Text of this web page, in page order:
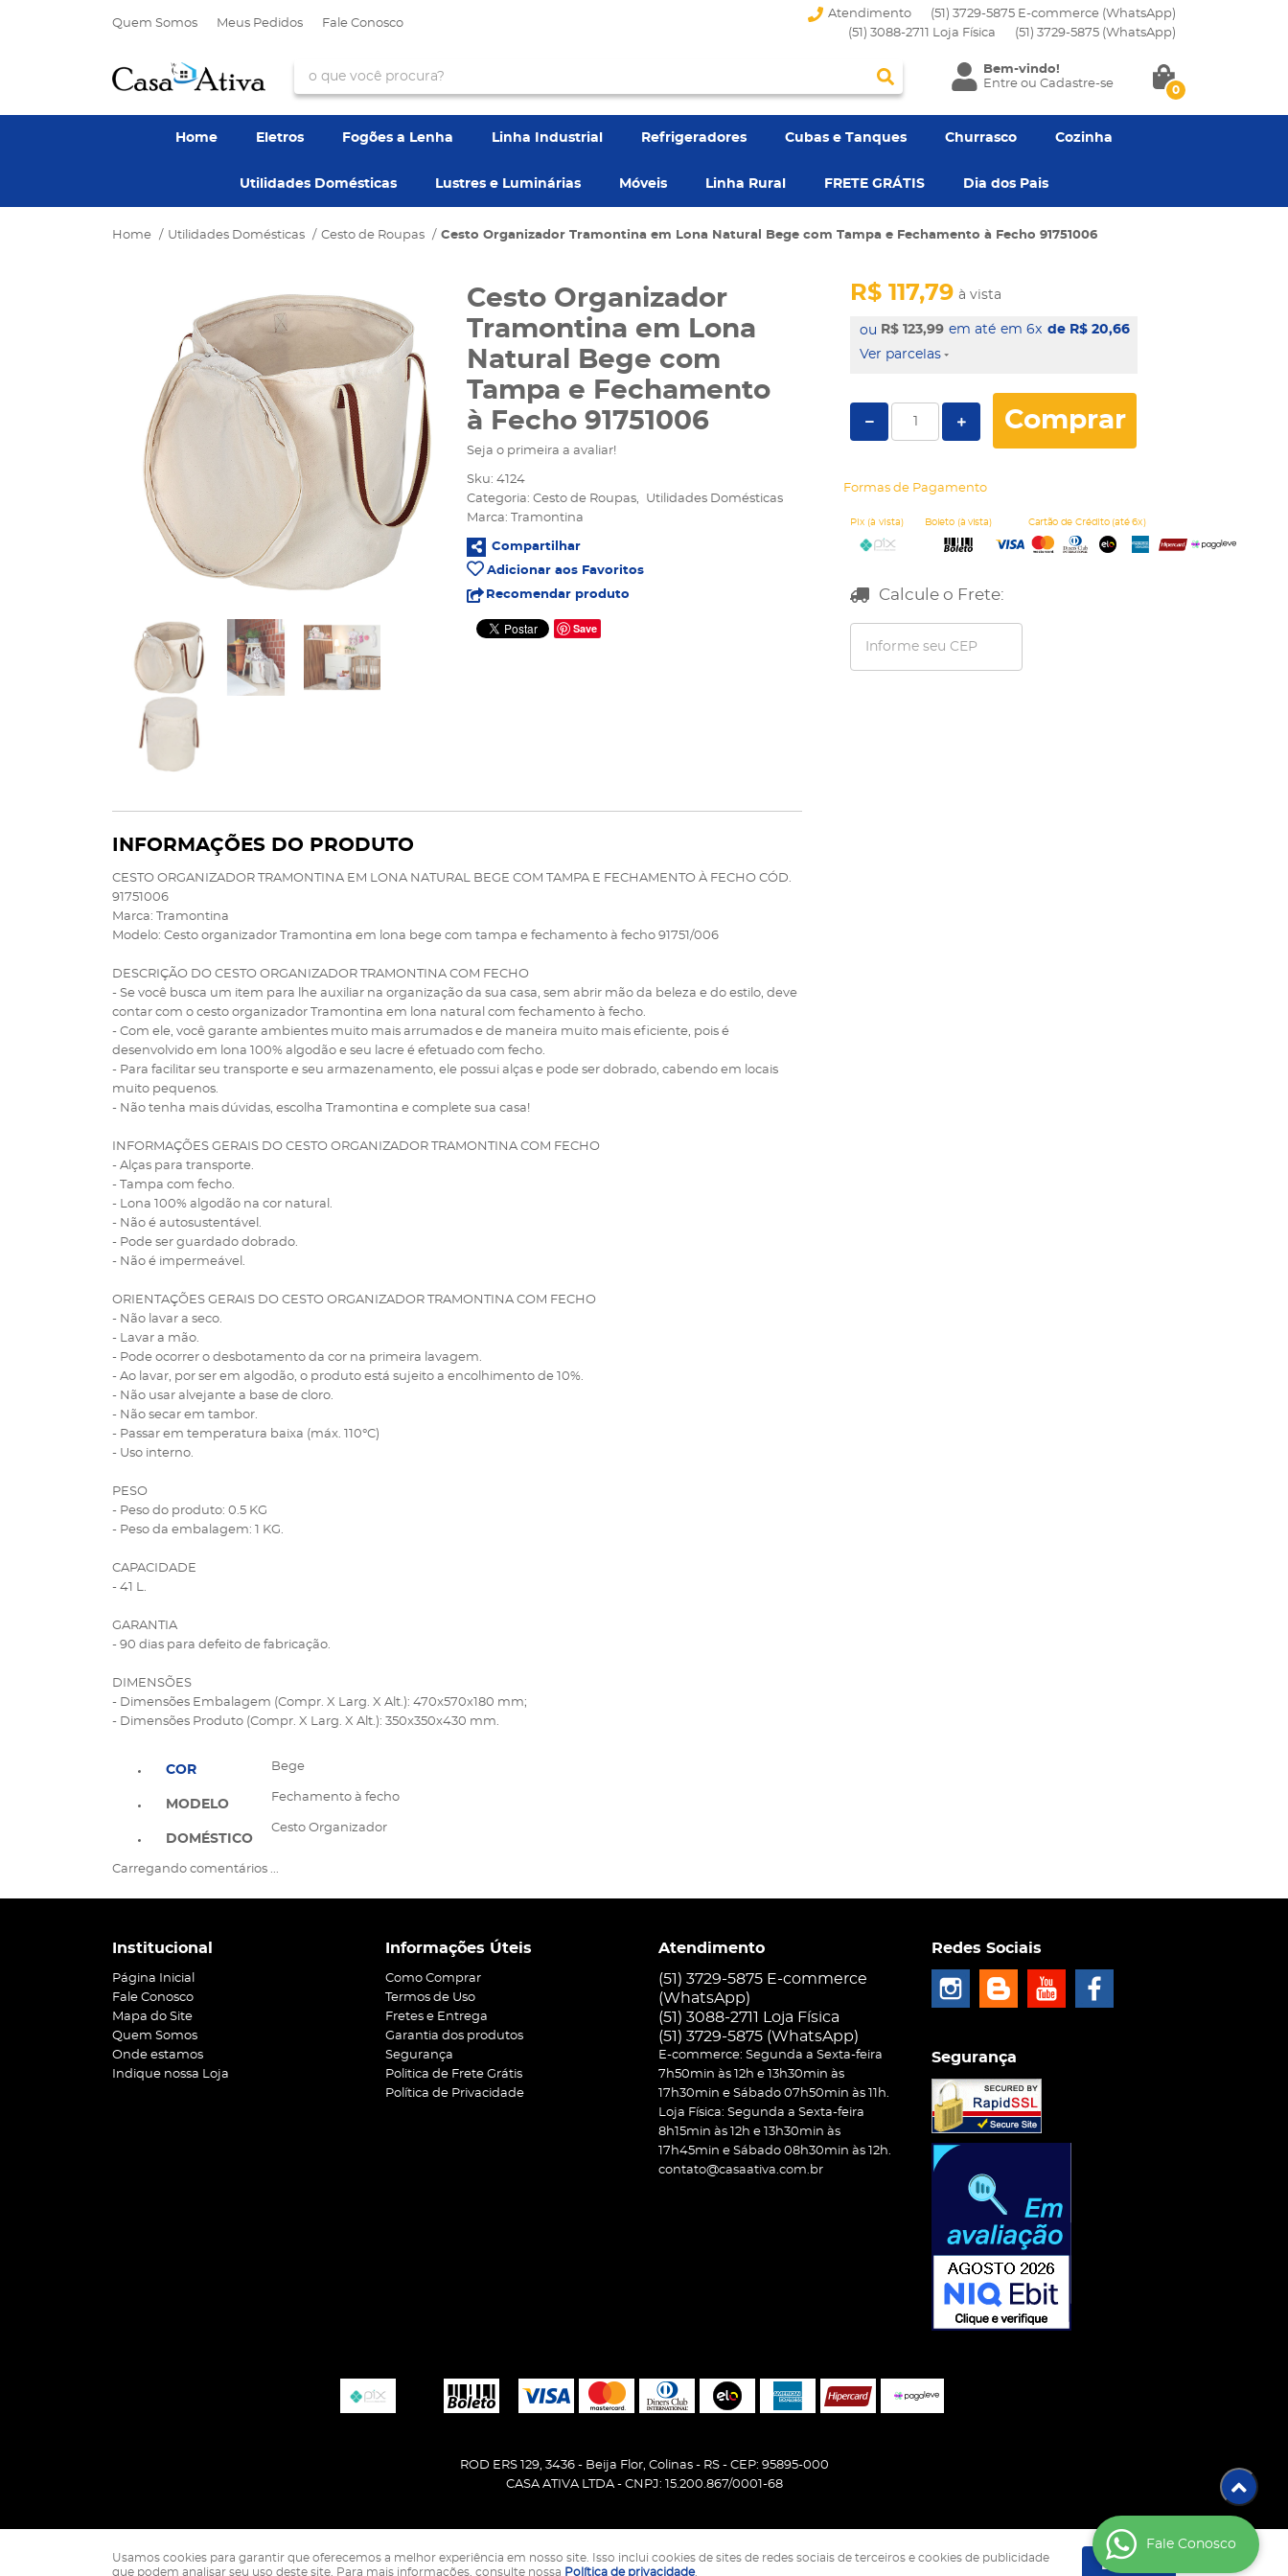
Quem Somos Meus Pedidos Fale Conosco
Atendimento
(51) 3729-5875 E-commerce (WhatsApp)
(51) 3088-2711 Loja Física
(51) 3729-5875 (WhatsApp)
Bem-vindo!
Entreou Cadastre-se 0
Home Eletros Fogões a Lenha Linha Industrial Refrigeradores Cubas e Tanques Churrasco Cozinha
Utilidades Domésticas Lustres e Luminárias Móveis Linha Rural FRETE GRÁTIS Dia dos Pais
Home Utilidades Domésticas Cesto de Roupas Cesto Organizador Tramontina em Lona Natural Bege com Tampa e Fechamento à Fecho 91751006
Cesto Organizador
Tramontina em Lona
Natural Bege com
Tampa e Fechamento
à Fecho 91751006
Seja o primeira a avaliar!
Sku: 4124
Categoria: Cesto de Roupas
Utilidades Domésticas
Marca: Tramontina
Compartilhar
Adicionar aos Favoritos
Recomendar produto
Save
R$ 123,99
R$ 117,79 à vista
em 6x de R$ 20,66
Ver parcelas
Comprar
Formas de Pagamento
Calcule o Frete:
INFORMAÇÕES DO PRODUTO
CESTO ORGANIZADOR TRAMONTINA EM LONA NATURAL BEGE COM TAMPA E FECHAMENTO À FECHO CÓD.
91751006
Marca: Tramontina
Modelo: Cesto organizador Tramontina em lona bege com tampa e fechamento à fecho 91751/006
DESCRIÇÃO DO CESTO ORGANIZADOR TRAMONTINA COM FECHO
- Se você busca um item para lhe auxiliar na organização da sua casa, sem abrir mão da beleza e do estilo, deve
contar com o cesto organizador Tramontina em lona natural com fechamento à fecho.
- Com ele, você garante ambientes muito mais arrumados e de maneira muito mais eficiente, pois é
desenvolvido em lona 100% algodão e seu lacre é efetuado com fecho.
- Para facilitar seu transporte e seu armazenamento, ele possui alças e pode ser dobrado, cabendo em locais
muito pequenos.
- Não tenha mais dúvidas, escolha Tramontina e complete sua casa!
INFORMAÇÕES GERAIS DO CESTO ORGANIZADOR TRAMONTINA COM FECHO
- Alças para transporte.
- Tampa com fecho.
- Lona 100% algodão na cor natural.
- Não é autosustentável.
- Pode ser guardado dobrado.
- Não é impermeável.
ORIENTAÇÕES GERAIS DO CESTO ORGANIZADOR TRAMONTINA COM FECHO
- Não lavar a seco.
- Lavar a mão.
- Pode ocorrer o desbotamento da cor na primeira lavagem.
- Ao lavar, por ser em algodão, o produto está sujeito a encolhimento de 10%.
- Não usar alvejante a base de cloro.
- Não secar em tambor.
- Passar em temperatura baixa (máx. 110°C)
- Uso interno.
PESO
- Peso do produto: 0.5 KG
- Peso da embalagem: 1 KG.
CAPACIDADE
- 41 L.
GARANTIA
- 90 dias para defeito de fabricação.
DIMENSÕES
- Dimensões Embalagem (Compr. X Larg. X Alt.): 470x570x180 mm;
- Dimensões Produto (Compr. X Larg. X Alt.): 350x350x430 mm.
COR
MODELO
DOMÉSTICO
Bege
Fechamento à fecho
Cesto Organizador
Carregando comentários ...
Institucional
Página Inicial
Fale Conosco
Mapa do Site
Quem Somos
Onde estamos
Indique nossa Loja
Informações Úteis
Como Comprar
Termos de Uso
Fretes e Entrega
Garantia dos produtos
Segurança
Politica de Frete Grátis
Política de Privacidade
Atendimento
(51) 3729-5875 E-commerce
(WhatsApp)
(51) 3088-2711 Loja Física
(51) 3729-5875 (WhatsApp)
E-commerce: Segunda a Sexta-feira
7h50min às 12h e 13h30min às
17h30min e Sábado 07h50min às 11h.
Loja Física: Segunda a Sexta-feira
8h15min às 12h e 13h30min às
17h45min e Sábado 08h30min às 12h.
contato@casaativa.com.br
Redes Sociais
Segurança
ROD ERS 129, 3436- Beija Flor, Colinas- RS- CEP: 95895-000
CASA ATIVA LTDA - CNPJ: 15.200.867/0001-68
LOJA VIRTUAL CRIADA POR
Usamos cookies para garantir que oferecemos a melhor experiência em nosso site. Isso inclui cookies de sites de redes sociais de terceiros e cookies de publicidade
que podem analisar seu uso deste site. Para mais informações, consulte nossa Política de privacidade. Entendi
Fale Conosco